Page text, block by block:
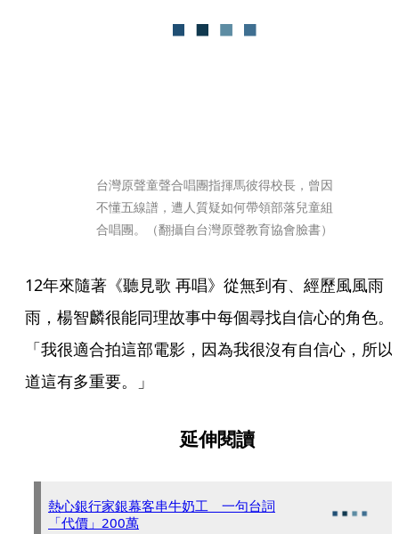
台灣原聲童聲合唱團指揮馬彼得校長，曾因
不懂五線譜，遭人質疑如何帶領部落兒童組
合唱團。（翻攝自台灣原聲教育協會臉書）
12年來隨著《聽見歌 再唱》從無到有、經歷風風雨
雨，楊智麟很能同理故事中每個尋找自信心的角色。
「我很適合拍這部電影，因為我很沒有自信心，所以
道這有多重要。」
延伸閱讀
熱心銀行家銀幕客串牛奶工 一句台詞
「代價」200萬